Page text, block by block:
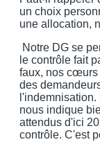
un choix
une allocation,
Notre DG se
le contrôle fait
faux, nos cœurs
des
nous indique
attendus d'ici
contrôle. C'est